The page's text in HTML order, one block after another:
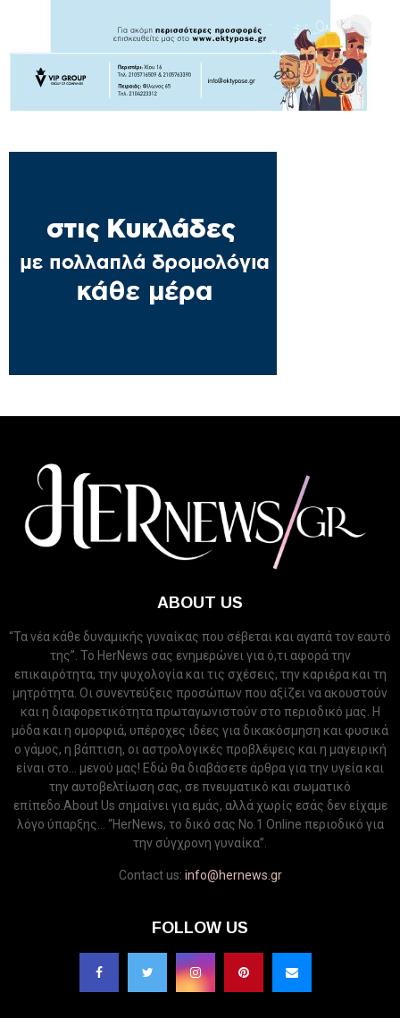
ABOUT US
“Τα νέα κάθε δυναμικής γυναίκας που σέβεται και αγαπά τον εαυτό
της”. Το HerNews σας ενημερώνει για ό,τι αφορά την
επικαιρότητα, την ψυχολογία και τις σχέσεις, την καριέρα και τη
μητρότητα. Οι συνεντεύξεις προσώπων που αξίζει να ακουστούν
και η διαφορετικότητα πρωταγωνιστούν στο περιοδικό μας. Η
μόδα και η ομορφιά, υπέροχες ιδέες για δικακόσμηση και φυσικά
ο γάμος, η βάπτιση, οι αστρολογικές προβλέψεις και η μαγειρική
είναι στο... μενού μας! Εδώ θα διαβάσετε άρθρα για την υγεία και
την αυτοβελτίωση σας, σε πνευματικό και σωματικό
επίπεδο.About Us σημαίνει για εμάς, αλλά χωρίς εσάς δεν είχαμε
λόγο ύπαρξης... “HerNews, το δικό σας Νo.1 Online περιοδικό για
την σύγχρονη γυναίκα”.
Contact us: info@hernews.gr
FOLLOW US